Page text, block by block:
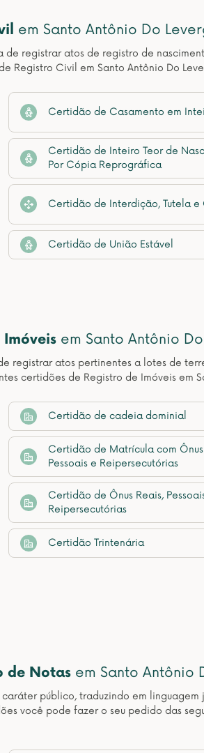
em Santo Antônio Do
registrar atos de registro de
Registro Civil em Santo Antônio Do
Certidão de Casamento em
Certidão de Inteiro Teor de
Por Cópia Reprográfica
Certidão de Interdição, Tutela e
Certidão de União Estável
em Santo Antônio
registrar atos pertinentes a lotes de
certidões de Registro de Imóveis em
Certidão de cadeia dominial
Certidão de Matrícula com Ônus
Pessoais e Reipersecutórias
Certidão de Ônus Reais,
Reipersecutórias
Certidão Trintenária
de Notas em Santo Antônio
público, traduzindo em
você pode fazer o seu pedido das